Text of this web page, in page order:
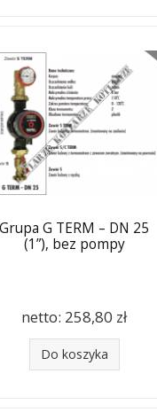
Grupa G TERM – DN 25
(1”), bez pompy
netto: 258,80 zł
Do koszyka